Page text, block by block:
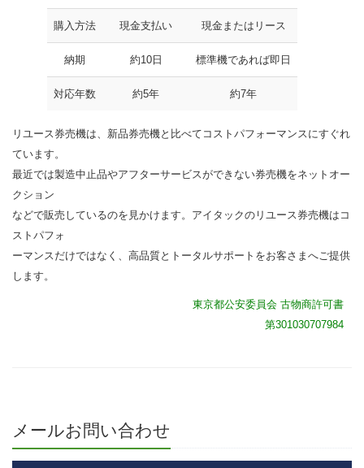
購入方法 現金支払い 現金またはリース
納期 約10日 標準機であれば即日
対応年数 約5年 約7年
リユース券売機は、新品券売機と比べてコストパフォーマンスにすぐれ
ています。
最近では製造中止品やアフターサービスができない券売機をネットオー
クション
などで販売しているのを見かけます。アイタックのリユース券売機はコ
ストパフォ
ーマンスだけではなく、高品質とトータルサポートをお客さまへご提供
します。
東京都公安委員会 古物商許可書
第301030707984
メールお問い合わせ